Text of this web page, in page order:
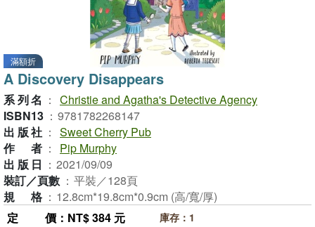
滿額折
A Discovery Disappears
系列名 ： Christie and Agatha's Detective Agency
ISBN13 ： 9781782268147
出版社 ： Sweet Cherry Pub
作者 ：
Pip Murphy
出版日 ： 2021/09/09
裝訂／頁數 ： 平裝／128頁
規格 ： 12.8cm*19.8cm*0.9cm (高/寬/厚)
定價 ：NT$ 384 元
庫存：1